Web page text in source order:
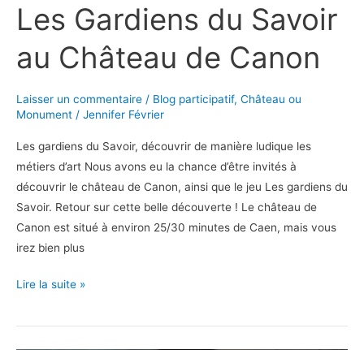
Les Gardiens du Savoir
au Château de Canon
Laisser un commentaire / Blog participatif, Château ou
Monument / Jennifer Février
Les gardiens du Savoir, découvrir de manière ludique les
métiers d’art Nous avons eu la chance d’être invités à
découvrir le château de Canon, ainsi que le jeu Les gardiens du
Savoir. Retour sur cette belle découverte ! Le château de
Canon est situé à environ 25/30 minutes de Caen, mais vous
irez bien plus
Les
du
Lire la suite »